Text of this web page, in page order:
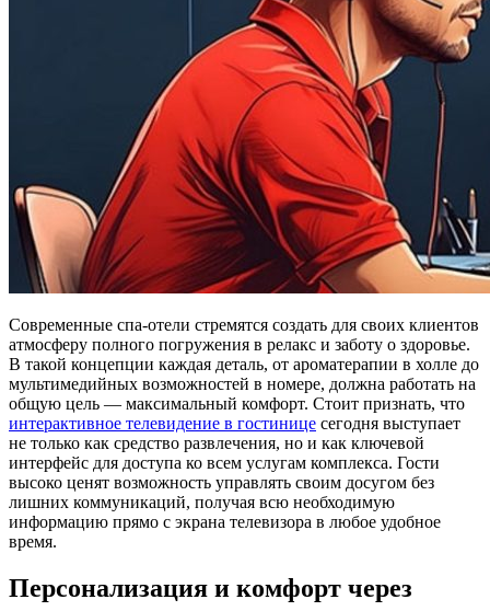
Современные спа-отели стремятся создать для своих клиентов
атмосферу полного погружения в релакс и заботу о здоровье.
В такой концепции каждая деталь, от ароматерапии в холле до
мультимедийных возможностей в номере, должна работать на
общую цель — максимальный комфорт. Стоит признать, что
интерактивное телевидение в гостинице сегодня выступает
не только как средство развлечения, но и как ключевой
интерфейс для доступа ко всем услугам комплекса. Гости
высоко ценят возможность управлять своим досугом без
лишних коммуникаций, получая всю необходимую
информацию прямо с экрана телевизора в любое удобное
время.
Персонализация и комфорт через